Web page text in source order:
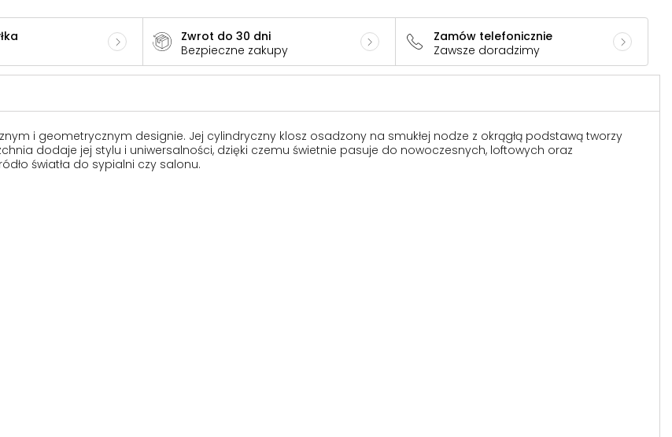
Zwrot do 30 dni
Bezpieczne zakupy
Zamów telefonicznie
Zawsze doradzimy
i geometrycznym designie. Jej cylindryczny klosz osadzony na smukłej nodze z okrągłą podstawą tworzy
dodaje jej stylu i uniwersalności, dzięki czemu świetnie pasuje do nowoczesnych, loftowych oraz
światła do sypialni czy salonu.